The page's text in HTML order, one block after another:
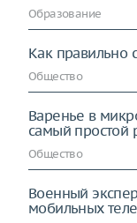
Образование
Как правильно
Общество
Варенье в
самый простой
Общество
Военный
мобильных